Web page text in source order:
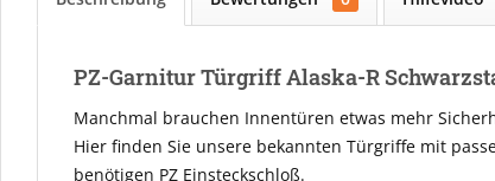
PZ-Garnitur Türgriff Alaska-R
Manchmal brauchen Innentüren etwas mehr
Hier finden Sie unsere bekannten Türgriffe mit
benötigen PZ Einsteckschloß.